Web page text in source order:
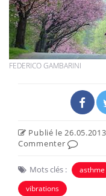
FEDERICO GAMBARINI
Publié le
Commenter
Mots clés : asthme
vibrations